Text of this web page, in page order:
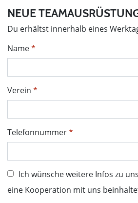
NEUE
Du erhältst innerhalb eines
Name
Verein
Telefonnummer
Ich wünsche weitere Infos zu
eine Kooperation mit uns